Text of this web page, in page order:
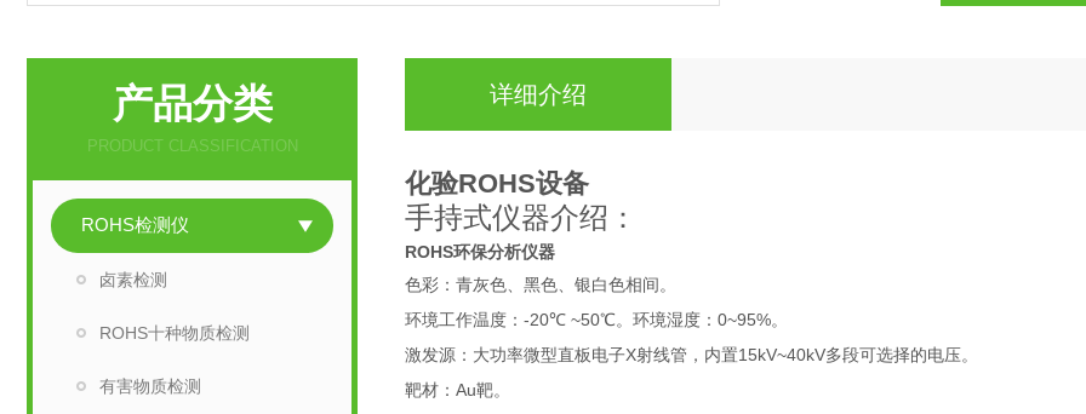
产品分类
PRODUCT CLASSIFICATION
ROHS检测仪
卤素检测
ROHS十种物质检测
有害物质检测
详细介绍
化验ROHS设备
手持式仪器介绍：
ROHS环保分析仪器
色彩：青灰色、黑色、银白色相间。
环境工作温度： -20℃ ~50℃。环境湿度： 0~95%。
激发源：大功率微型直板电子X射线管，内置15kV~40kV多段可选择的电压。
靶材： Au靶。